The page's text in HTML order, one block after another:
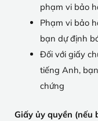
phạm vi bảo
Phạm vi bảo
bạn dự định
Đối với giấy
tiếng Anh,
chứng
Giấy ủy quyền (nếu